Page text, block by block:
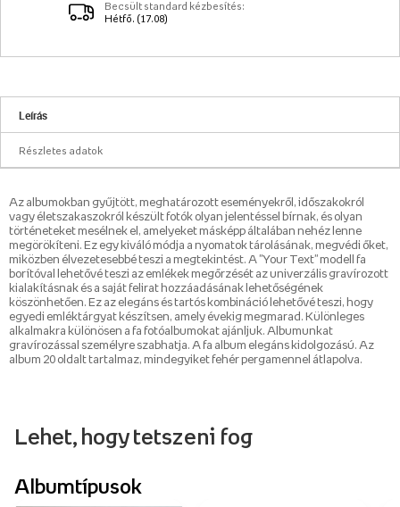
Becsült standard kézbesítés:
Hétfő. (17.08)
Leírás
Részletes adatok
Az albumokban gyűjtött, meghatározott eseményekről, időszakokról
vagy életszakaszokról készült fotók olyan jelentéssel bírnak, és olyan
történeteket mesélnek el, amelyeket másképp általában nehéz lenne
megörökíteni. Ez egy kiváló módja a nyomatok tárolásának, megvédi őket,
miközben élvezetesebbé teszi a megtekintést. A "Your Text" modell fa
borítóval lehetővé teszi az emlékek megőrzését az univerzális gravírozott
kialakításnak és a saját felirat hozzáadásának lehetőségének
köszönhetően. Ez az elegáns és tartós kombináció lehetővé teszi, hogy
egyedi emléktárgyat készítsen, amely évekig megmarad. Különleges
alkalmakra különösen a fa fotóalbumokat ajánljuk. Albumunkat
gravírozással személyre szabhatja. A fa album elegáns kidolgozású. Az
album 20 oldalt tartalmaz, mindegyiket fehér pergamennel átlapolva.
Lehet, hogy tetszeni fog
Albumtípusok